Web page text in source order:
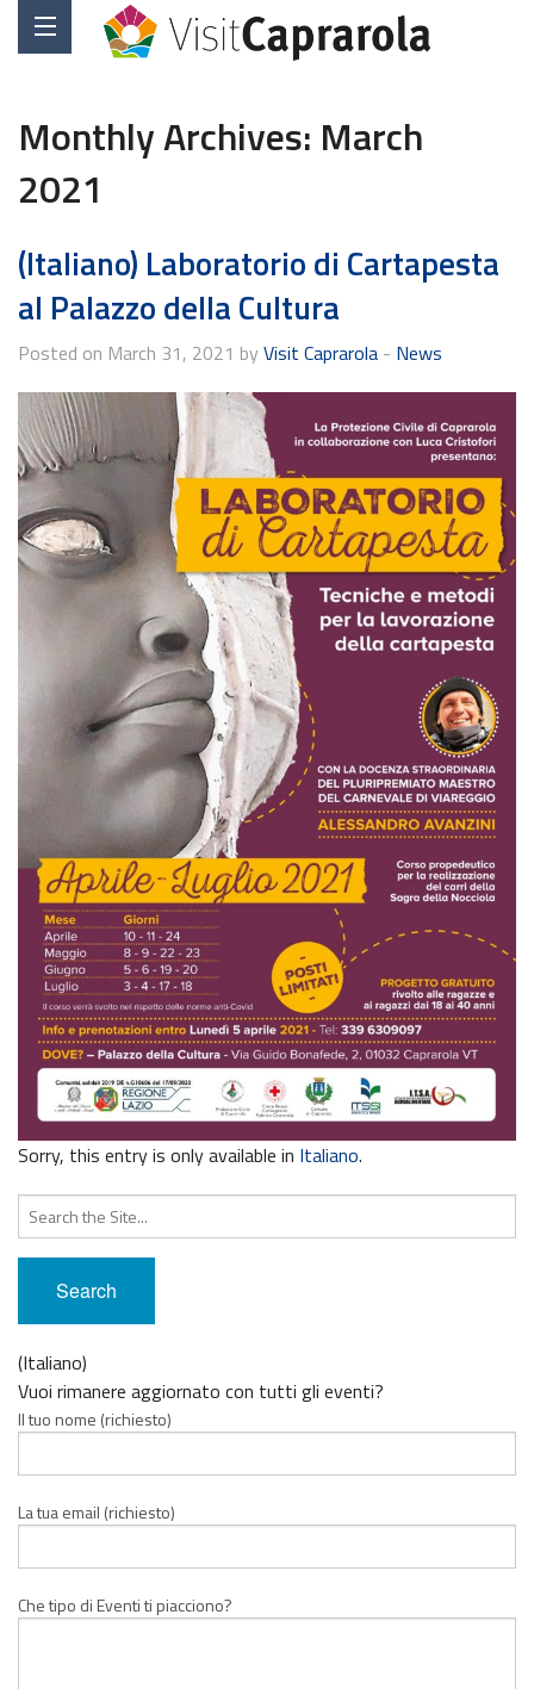
Monthly Archives: March
2021
(Italiano) Laboratorio di Cartapesta
al Palazzo della Cultura
Posted on March 31, 2021 by Visit Caprarola - News
Sorry, this entry is only available in Italiano.
Search
for:
(Italiano)
Vuoi rimanere aggiornato con tutti gli eventi?
Il tuo nome (richiesto)
La tua email (richiesto)
Che tipo di Eventi ti piacciono?